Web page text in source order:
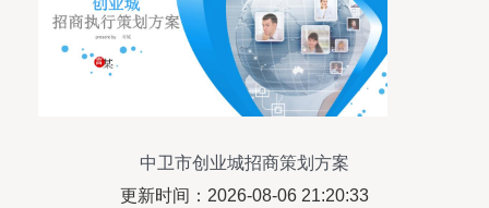
中卫市创业城招商策划方案
更新时间：2026-08-06 21:20:33